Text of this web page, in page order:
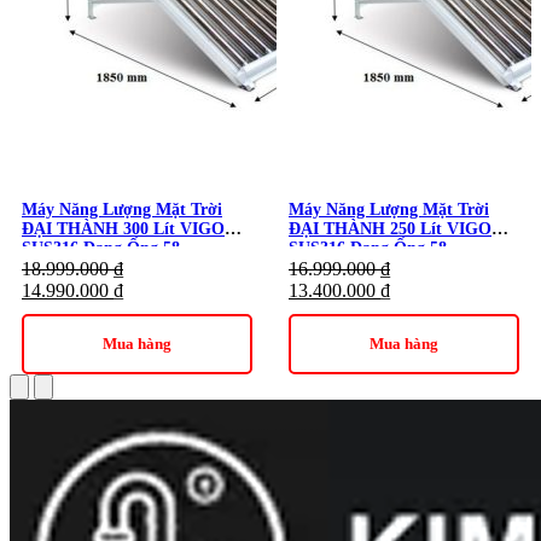
Máy Năng Lượng Mặt Trời ĐẠI THÀNH 160 Lít VIGO SUS316 Dạng
Ống 58
Máy Năng Lượng Mặt Trời
ĐẠI THÀNH 300 Lít VIGO
SUS316 Dạng Ống 58
18.999.000₫
14.990.000 ₫
Mua hàng
Máy Năng Lượng Mặt Trời
ĐẠI THÀNH 250 Lít VIGO
SUS316 Dạng Ống 58
16.999.000₫
13.400.000 ₫
Mua hàng